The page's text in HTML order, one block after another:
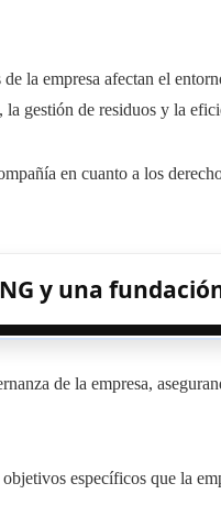
la empresa afectan el
gestión de residuos y la
en cuanto a los
y una
de la empresa,
específicos que la